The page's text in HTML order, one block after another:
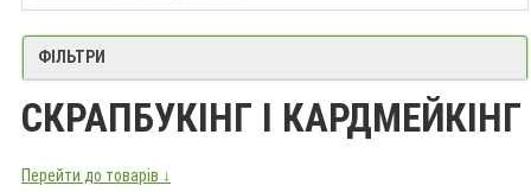
ФІЛЬТРИ
СКРАПБУКІНГ І КАРДМЕЙКІНГ
Перейти до товарів ↓